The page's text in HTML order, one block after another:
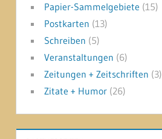
Papier-Sammelgebiete (15)
Postkarten (13)
Schreiben (5)
Veranstaltungen (6)
Zeitungen + Zeitschriften (3)
Zitate + Humor(26)